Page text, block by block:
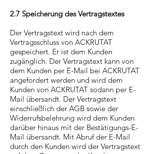
2.7 Speicherung des Vertragstextes
Der Vertragstext wird nach dem
Vertragsschluss von ACKRUTAT
gespeichert. Er ist dem Kunden
zugänglich. Der Vertragstext kann von
dem Kunden per E-Mail bei ACKRUTAT
angefordert werden und wird dem
Kunden von ACKRUTAT sodann per E-
Mail übersandt. Der Vertragstext
einschließlich der AGB sowie der
Widerrufsbelehrung wird dem Kunden
darüber hinaus mit der Bestätigungs-E-
Mail übersandt. Mit Abruf der E-Mail
durch den Kunden wird der Vertragstext